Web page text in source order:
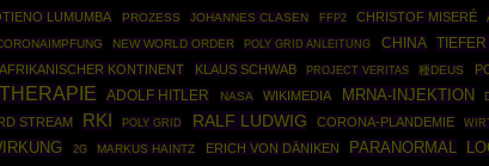
LUMUMBA PROZESS JOHANNES CLASEN FFP2 CHRISTOF MISERÉ
NEW WORLD ORDER POLY GRID ANLEITUNG CHINA TIEFER
AFRIKANISCHER KONTINENT KLAUS SCHWAB PROJECT VERITAS 種DEUS
ADOLF HITLER NASA WIKIMEDIA MRNA-INJEKTION
STREAM RKI POLY GRID RALF LUDWIG CORONA-PLANDEMIE
2G MARKUS HAINTZ ERICH VON DÄNIKEN PARANORMAL